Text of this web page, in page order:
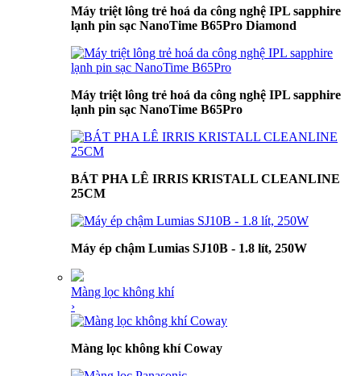
Máy triệt lông trẻ hoá da công nghệ IPL sapphire
lạnh pin sạc NanoTime B65Pro Diamond
Máy triệt lông trẻ hoá da công nghệ IPL sapphire
lạnh pin sạc NanoTime B65Pro
BÁT PHA LÊ IRRIS KRISTALL CLEANLINE
25CM
Máy ép chậm Lumias SJ10B - 1.8 lít, 250W
Màng lọc không khí
›
Màng lọc không khí Coway